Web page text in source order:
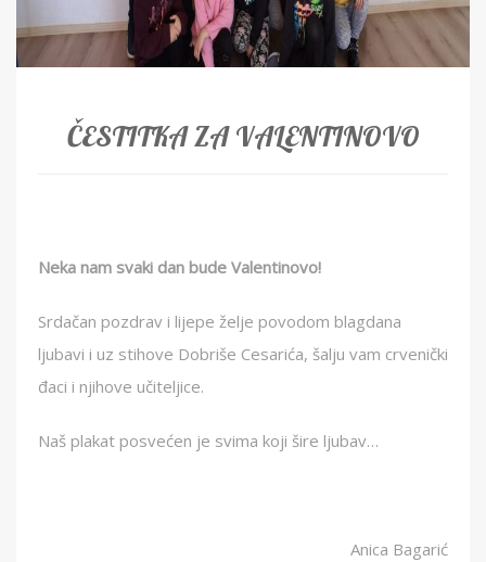
ČESTITKA ZA VALENTINOVO
Neka nam svaki dan bude Valentinovo!
Srdačan pozdrav i lijepe želje povodom blagdana
ljubavi i uz stihove Dobriše Cesarića, šalju vam crvenički
đaci i njihove učiteljice.
Naš plakat posvećen je svima koji šire ljubav…
Anica Bagarić